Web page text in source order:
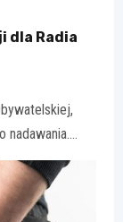
dla Radia
nadawania.…